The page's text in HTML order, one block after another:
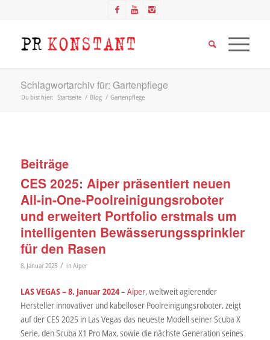
Schlagwortarchiv für: Gartenpflege
Du bist hier: Startseite / Blog / Gartenpflege
Beiträge
CES 2025: Aiper präsentiert neuen
All-in-One-Poolreinigungsroboter
und erweitert Portfolio erstmals um
intelligenten Bewässerungssprinkler
für den Rasen
8. Januar 2025 / in Aiper
LAS VEGAS – 8. Januar 2024–Aiper, weltweit agierender
Hersteller innovativer und kabelloser Poolreinigungsroboter, zeigt
auf der CES 2025 in Las Vegas das neueste Modell seiner Scuba X
Serie, den Scuba X1 Pro Max, sowie die nächste Generation seines